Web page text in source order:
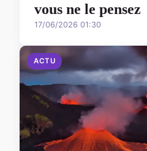
vous ne le pensez
17/06/2026 01:30
ACTU